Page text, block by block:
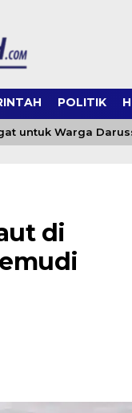
POLITIK
untuk Warga
di